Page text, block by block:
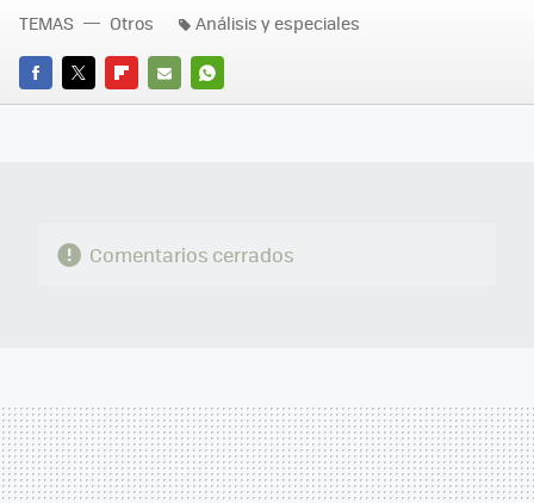
FACEBOOK
TWITTERFLIPBOARD
E-
WHATSAPP
TEMAS Otros Análisis y especiales
Comentarios cerrados